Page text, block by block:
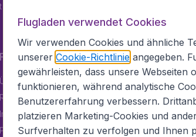
Flugladen.de
Über Flugladen.de
Rechtliche Informationen
Impressum
Partnerprogramm
Flugladen verwendet Cookies
Wir verwenden Cookies und ähnliche
unserer Cookie-Richtlinieangegeben.
gewährleisten, dass unsere Webseiten
funktionieren, während analytische
Benutzererfahrung verbessern.
platzieren Marketing-Cookies und
Surfverhalten zu verfolgen und Ihnen